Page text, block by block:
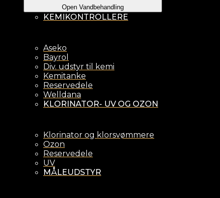
Open Vandbehandling
KEMIKONTROLLERE
Aseko
Bayrol
Div. udstyr til kemi
Kemitanke
Reservedele
Welldana
KLORINATOR- UV OG OZON
Klorinator og klorsvømmere
Ozon
Reservedele
UV
MÅLEUDSTYR